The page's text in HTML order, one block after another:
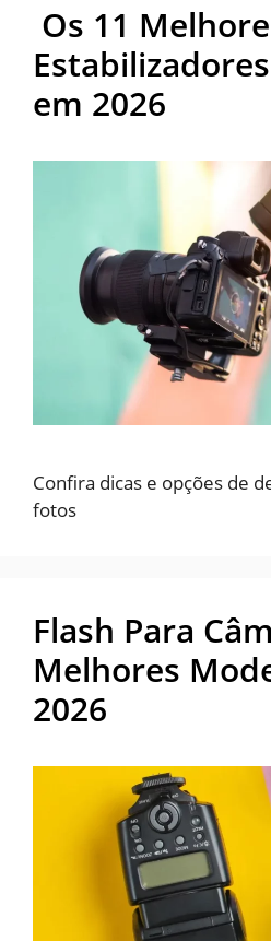
Os 11
em 2026
Confira dicas e opções de
fotos
Flash Para
Melhores
2026